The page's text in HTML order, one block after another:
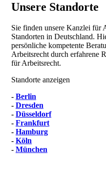
Unsere Standorte
Sie finden unsere Kanzlei für
Standorten in Deutschland.
persönliche kompetente
Arbeitsrecht durch erfahrene
für Arbeitsrecht.
Standorte anzeigen
- Berlin
- Dresden
- Düsseldorf
- Frankfurt
- Hamburg
- Köln
- München